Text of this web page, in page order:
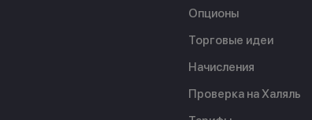
Опционы
Торговые идеи
Начисления
Проверка на Халяль